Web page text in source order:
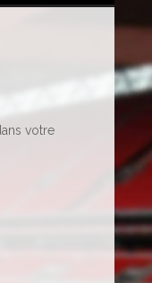
votre